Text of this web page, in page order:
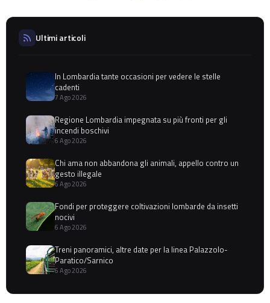
Ultimi articoli
In Lombardia tante occasioni per vedere le stelle
cadenti
7 Ago 2026
Regione Lombardia impegnata su più fronti per gli
incendi boschivi
6 Ago 2026
Chi ama non abbandona gli animali, appello contro un
gesto illegale
6 Ago 2026
Fondi per proteggere coltivazioni lombarde da insetti
nocivi
6 Ago 2026
Treni panoramici, altre date per la linea Palazzolo-
Paratico/Sarnico
6 Ago 2026